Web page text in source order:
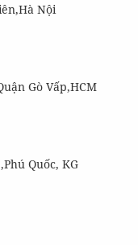
Nội
Gò Vấp,HCM
Quốc, KG